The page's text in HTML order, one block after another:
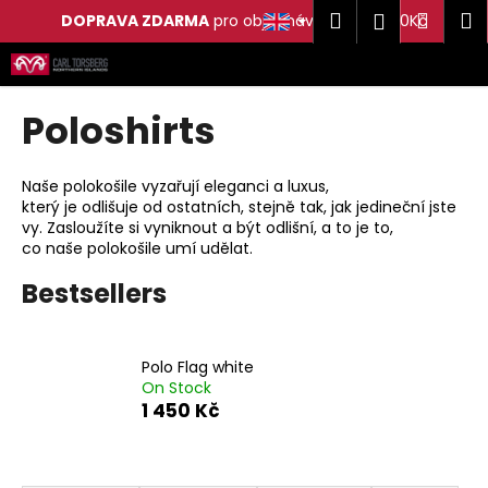
DOPRAVA ZDARMA pro objednávky nad 2 500Kč
Skip
to
content
Search
Login
Poloshirts
Naše polokošile vyzařují eleganci a luxus,
který je odlišuje od ostatních, stejně tak, jak jedineční jste
vy. Zasloužíte si vyniknout a být odlišní, a to je to,
co naše polokošile umí udělat.
Bestsellers
Polo Flag white
On Stock
1 450 Kč
a
t
Back
Back
W
h
a
t
a
r
e